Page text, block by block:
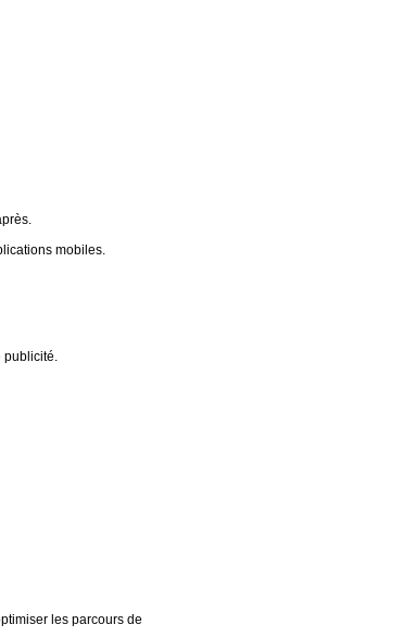
mobiles.
publicité.
les parcours de